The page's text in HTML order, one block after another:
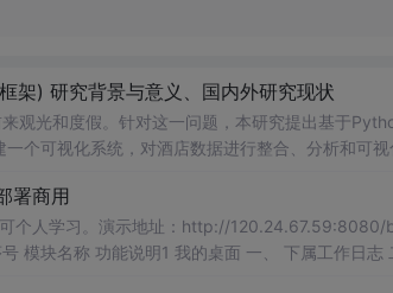
架) 研究背景与意义、国内外研究现状
观光和度假。针对这一问题，本研究提出基于
个可视化系统，对酒店数据进行整合、分析和可视
便捷、高效的信息服务体验，推动酒店业和旅游业
署商用
个人学习。演示地址：http://120.24.67.59:8080/
模块名称 功能说明1 我的桌面 一、 下属工作日志